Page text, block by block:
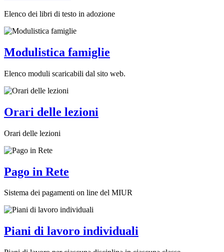
Elenco dei libri di testo in adozione
Modulistica famiglie
Elenco moduli scaricabili dal sito web.
Orari delle lezioni
Orari delle lezioni
Pago in Rete
Sistema dei pagamenti on line del MIUR
Piani di lavoro individuali